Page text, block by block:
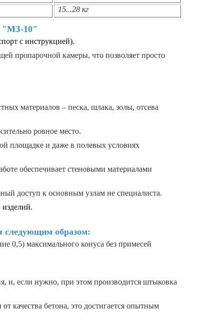
15...28 кг
"МЗ-10"
с инструкцией).
пропарочной камеры, что позволяет просто
материалов – песка, шлака, золы, отсева
ровное место.
площадке и даже в полевых условиях
обеспечивает стеновыми материалами
доступ к основным узлам не специалиста.
изделий.
следующим образом:
0,5) максимального конуса без примесей
и, если нужно, при этом производится штыковка
качества бетона, это достигается опытным